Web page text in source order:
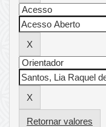
Retornar valores